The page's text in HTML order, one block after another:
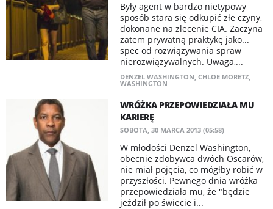
Były agent w bardzo nietypowy
sposób stara się odkupić złe czyny,
dokonane na zlecenie CIA. Zaczyna
zatem prywatną praktykę jako...
spec od rozwiązywania spraw
nierozwiązywalnych. Uwaga,...
DENZEL WASHINGTON, CHLOE MORETZ,
WASHINGTON
WRÓŻKA PRZEPOWIEDZIAŁA MU
KARIERĘ
SOBOTA, 30 MARCA 2013 (05:58)
W młodości Denzel Washington,
obecnie zdobywca dwóch Oscarów,
nie miał pojęcia, co mógłby robić w
przyszłości. Pewnego dnia wróżka
przepowiedziała mu, że "będzie
jeździł po świecie i...